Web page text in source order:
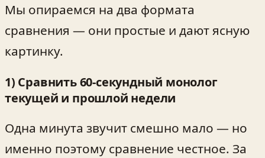
Мы опираемся на два формата
сравнения — они простые и дают ясную
картинку.
1) Сравнить 60‑секундный монолог
текущей и прошлой недели
Одна минута звучит смешно мало — но
именно поэтому сравнение честное. За